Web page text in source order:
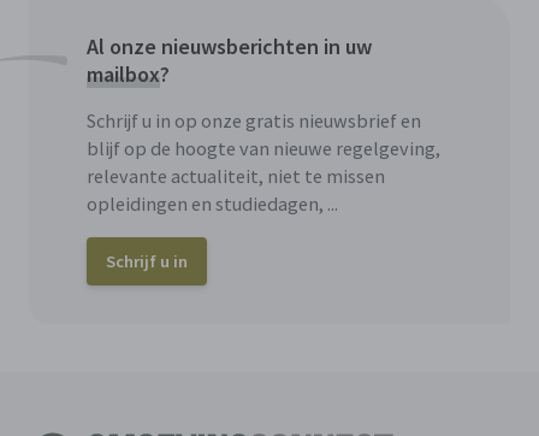
Al onze nieuwsberichten in uw
mailbox?
Schrijf u in op onze gratis nieuwsbrief en
blijf op de hoogte van nieuwe regelgeving,
relevante actualiteit, niet te missen
opleidingen en studiedagen, ...
Schrijf u in